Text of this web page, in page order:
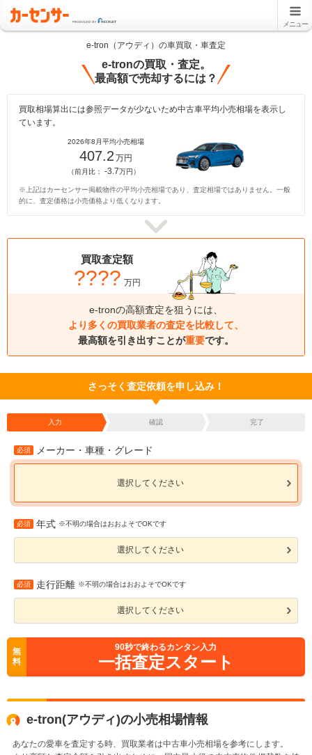
メニュー
e-tron（アウディ）の車買取・車査定
e-tronの買取・査定。
最高額で売却するには？
買取相場算出には参照データが少ないため中古車平均小売相場を表示し
ています。
2026年8月平均小売相場
407.2 万円
（前月比： -3.7万円）
※上記はカーセンサー掲載物件の平均小売相場であり、査定相場ではありません。一般
的に、査定価格は小売価格より低くなります。
買取査定額
???? 万円
e-tronの高額査定を狙うには、
より多くの買取業者の査定を比較して、
最高額を引き出すことが重要です。
さっそく査定依頼を申し込み！
入力 確認 完了
必須 メーカー・車種・グレード
選択してください
必須 年式 ※不明の場合はおおよそでOKです
選択してください
必須 走行距離 ※不明の場合はおおよそでOKです
選択してください
無
料
90秒で終わるカンタン入力
一括査定スタート
e-tron(アウディ)の小売相場情報
あなたの愛車を査定する時、買取業者は中古車小売相場を参考にします。